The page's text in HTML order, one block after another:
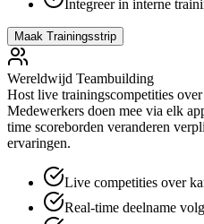
Integreer in interne
Maak Trainingsstrip
Wereldwijd Teambuilding
Host live trainingscompetities
Medewerkers doen mee via elk
time scoreborden veranderen
ervaringen.
Live competities over
Real-time deelname